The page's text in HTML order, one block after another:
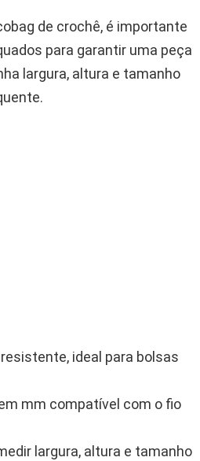
de crochê, é importante
para garantir uma peça
largura, altura e tamanho
ideal para bolsas
mm compatível com o fio
largura, altura e tamanho